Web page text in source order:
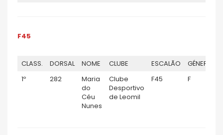
F45
CLASS. DORSAL NOME CLUBE ESCALÃO GÉNERO
1º
282
Maria
do
Céu
Nunes
Clube
Desportivo
de Leomil
F45 F